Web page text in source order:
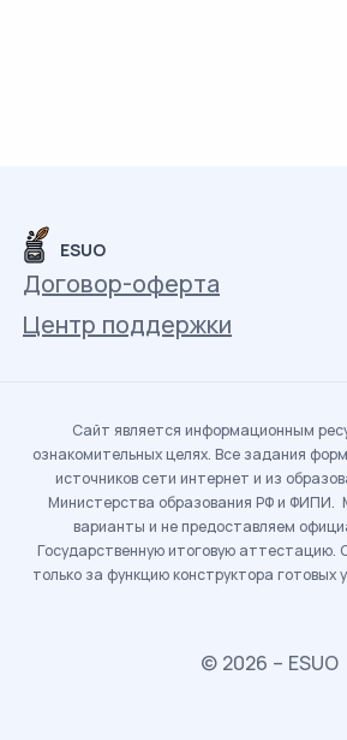
ESUO
Договор-оферта
Центр поддержки
Сайт является информационным
ознакомительных целях. Все задания
источников сети интернет и из
Министерства образования РФ и ФИПИ.
варианты и не предоставляем
Государственную итоговую аттестацию.
только за функцию конструктора готовых
© 2026 – ESUO